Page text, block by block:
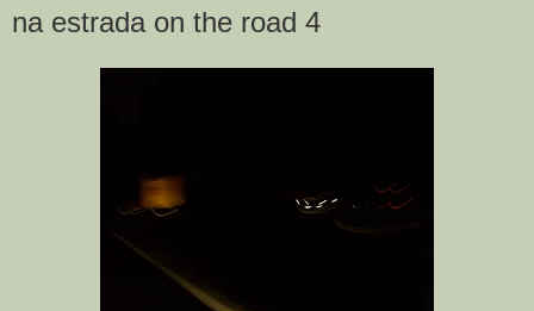
na estrada on the road 4